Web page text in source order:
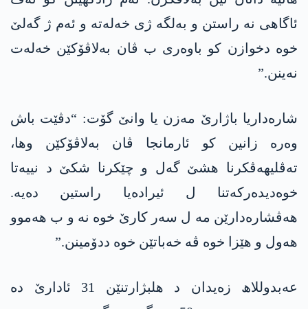
ئاگاھی نە راستن و بەلگە ژی خەلەتە و ئەم ژ گەلێ
خوە دخوازن کو باوەری ب ڤان بەلاڤۆکێن خەلەت
نەینن.”
شارەداریا باژارێ مەزن یا وانێ گۆت: “دڤێت باش
وەرە زانین کو ئارمانجا ڤان بەلاڤۆکێن وھا،
تەڤلیھەڤکرنا ھشێ گەل و چێکرنا شکێ د نییەتا
خوەدیدەرکەتنا ل ئیرادەیا راستین دەیە.
ھەڤشارەدارێن مە ل سەر کارێ خوە نە و ب ھەموو
ھەول و ھێزا خوە ڤە خەباتێن خوە ددۆمینن.”
عەبدوللاھ زەیدان د ھلبژارتنێن 31 ئادارێ دە